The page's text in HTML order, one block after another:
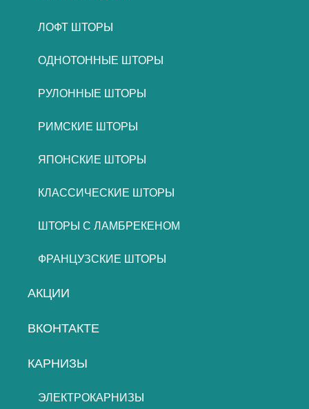
ЛОФТ ШТОРЫ
ОДНОТОННЫЕ ШТОРЫ
РУЛОННЫЕ ШТОРЫ
РИМСКИЕ ШТОРЫ
ЯПОНСКИЕ ШТОРЫ
КЛАССИЧЕСКИЕ ШТОРЫ
ШТОРЫ С ЛАМБРЕКЕНОМ
ФРАНЦУЗСКИЕ ШТОРЫ
АКЦИИ
ВКОНТАКТЕ
КАРНИЗЫ
ЭЛЕКТРОКАРНИЗЫ